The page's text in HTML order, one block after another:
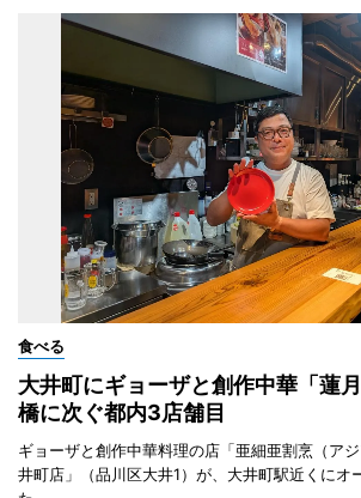
食べる
大井町にギョーザと創作中華「蓮
橋に次ぐ都内3店舗目
ギョーザと創作中華料理の店「亜細亜割烹（ア
井町店」（品川区大井1）が、大井町駅近くにオ